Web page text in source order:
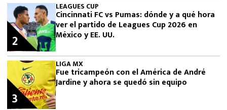
LEAGUES CUP
Cincinnati FC vs Pumas: dónde y a qué hora
ver el partido de Leagues Cup 2026 en
México y EE. UU.
2
LIGA MX
Fue tricampeón con el América de André
Jardine y ahora se quedó sin equipo
3